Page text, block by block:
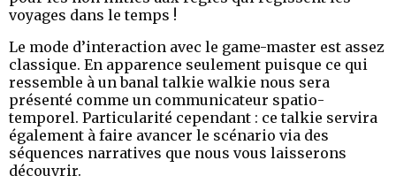
voyages dans le temps !
Le mode d’interaction avec le game-master est assez
classique. En apparence seulement puisque ce qui
ressemble à un banal talkie walkie nous sera
présenté comme un communicateur spatio-
temporel. Particularité cependant : ce talkie servira
également à faire avancer le scénario via des
séquences narratives que nous vous laisserons
découvrir.